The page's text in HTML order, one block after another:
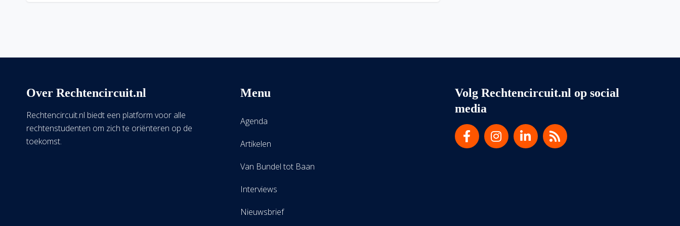
Over Rechtencircuit.nl
Rechtencircuit.nl biedt een platform voor alle
rechtenstudenten om zich te oriënteren op de
toekomst.
Menu
Agenda
Artikelen
Van Bundel tot Baan
Interviews
Nieuwsbrief
Volg Rechtencircuit.nl op social
media